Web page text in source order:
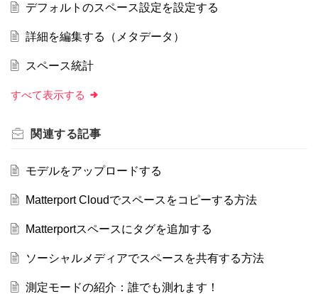
デフォルトのスペース設定を設定する
詳細を編集する（メタデータ）
スペース統計
すべて表示する
関連する記事
モデルをアップロードする
Matterport Cloudでスペースをコピーする方法
Matterportスペースにタグを追加する
ソーシャルメディアでスペースを共有する方法
測定モードの紹介：誰でも測れます！